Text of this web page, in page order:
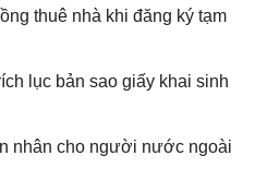
thuê nhà khi đăng ký tạm
lục bản sao giấy khai sinh
nhân cho người nước ngoài